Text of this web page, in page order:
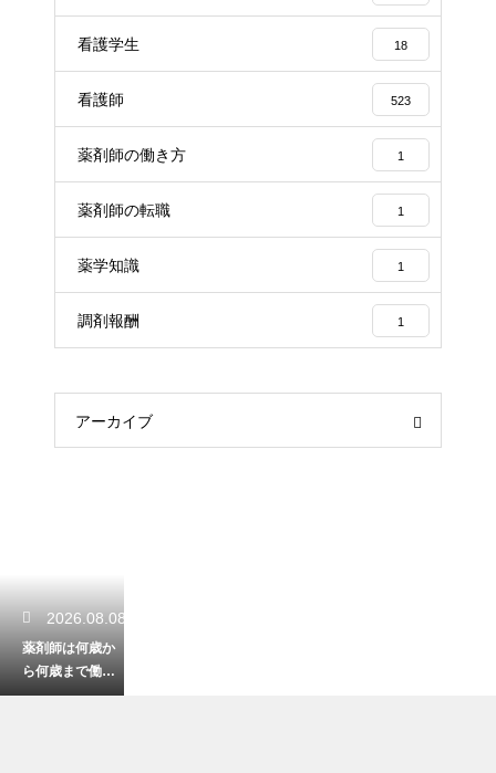
看護学生 18
看護師 523
薬剤師の働き方 1
薬剤師の転職 1
薬学知識 1
調剤報酬 1
アーカイブ
2026.08.08
薬剤師は何歳か
ら何歳まで働け
る？定年後の再